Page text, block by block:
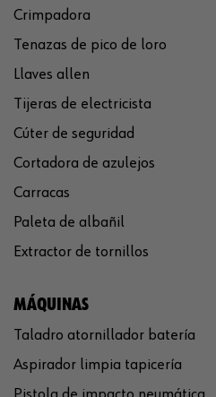
Crimpadora
Tenazas de pico de loro
Llaves allen
Tijeras de electricista
Cúter de seguridad
Cortadora de azulejos
Carracas
Paleta de albañil
Extractor de tornillos
MÁQUINAS
Taladro atornillador batería
Aspirador limpia tapicería